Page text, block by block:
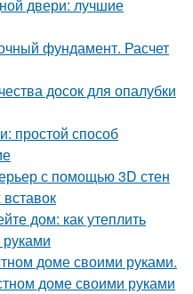
двери: лучшие
фундамент. Расчет
досок для опалубки
простой способ
с помощью 3D стен
дом: как утеплить
доме своими руками.
доме своими руками